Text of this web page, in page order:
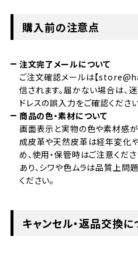
購入前の注意点
注文完了メールについて
ご注文確認メールは【
信されます。届かない場合は、
ドレスの誤入力をご確認ください
商品の色・素材について
画面表示と実物の色や素材感
成皮革や天然皮革は経年変化
め、使用・保管時はご注意くだ
あり、シワや色ムラは品質上問
ください。
キャンセル・返品交換に